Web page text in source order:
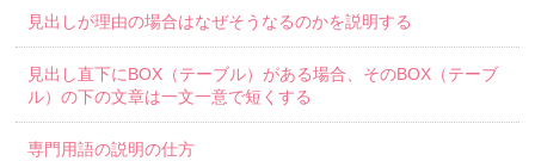
見出しが理由の場合はなぜそうなるのかを説明する
見出し直下にBOX（テーブル）がある場合、そのBOX（テーブ
ル）の下の文章は一文一意で短くする
専門用語の説明の仕方